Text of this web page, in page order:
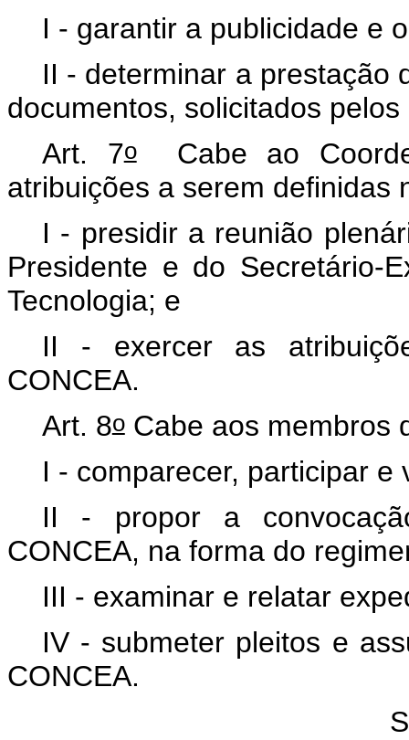
I - garantir a publicidade e
II - determinar a prestação
documentos, solicitados
Art. 7oCabe ao
atribuições a serem definidas
I - presidir a reunião
Presidente e do Secretário-
Tecnologia; e
II - exercer as
CONCEA.
Art. 8oCabe aos membros
I - comparecer, participar
II - propor a
CONCEA, na forma do
III - examinar e relatar
IV - submeter pleitos e
CONCEA.